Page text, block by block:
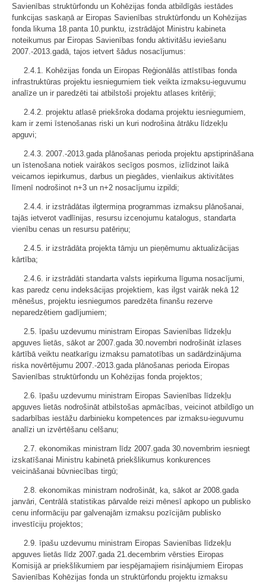
Savienības struktūrfondu un Kohēzijas fonda atbildīgās iestādes
funkcijas saskaņā ar Eiropas Savienības struktūrfondu un Kohēzijas
fonda likuma 18.panta 10.punktu, izstrādājot Ministru kabineta
noteikumus par Eiropas Savienības fondu aktivitāšu ieviešanu
2007.-2013.gadā, tajos ietvert šādus nosacījumus:
2.4.1. Kohēzijas fonda un Eiropas Reģionālās attīstības fonda
infrastruktūras projektu iesniegumiem tiek veikta izmaksu-ieguvumu
analīze un ir paredzēti tai atbilstoši projektu atlases kritēriji;
2.4.2. projektu atlasē priekšroka dodama projektu iesniegumiem,
kam ir zemi īstenošanas riski un kuri nodrošina ātrāku līdzekļu
apguvi;
2.4.3. 2007.-2013.gada plānošanas perioda projektu apstiprināšana
un īstenošana notiek vairākos secīgos posmos, izlīdzinot laikā
veicamos iepirkumus, darbus un piegādes, vienlaikus aktivitātes
līmenī nodrošinot n+3 un n+2 nosacījumu izpildi;
2.4.4. ir izstrādātas ilgtermiņa programmas izmaksu plānošanai,
tajās ietverot vadlīnijas, resursu izcenojumu katalogus, standarta
vienību cenas un resursu patēriņu;
2.4.5. ir izstrādāta projekta tāmju un pieņēmumu aktualizācijas
kārtība;
2.4.6. ir izstrādāti standarta valsts iepirkuma līguma nosacījumi,
kas paredz cenu indeksācijas projektiem, kas ilgst vairāk nekā 12
mēnešus, projektu iesniegumos paredzēta finanšu rezerve
neparedzētiem gadījumiem;
2.5. īpašu uzdevumu ministram Eiropas Savienības līdzekļu
apguves lietās, sākot ar 2007.gada 30.novembri nodrošināt izlases
kārtībā veiktu neatkarīgu izmaksu pamatotības un sadārdzinājuma
riska novērtējumu 2007.-2013.gada plānošanas perioda Eiropas
Savienības struktūrfondu un Kohēzijas fonda projektos;
2.6. īpašu uzdevumu ministram Eiropas Savienības līdzekļu
apguves lietās nodrošināt atbilstošas apmācības, veicinot atbildīgo un
sadarbības iestāžu darbinieku kompetences par izmaksu-ieguvumu
analīzi un izvērtēšanu celšanu;
2.7. ekonomikas ministram līdz 2007.gada 30.novembrim iesniegt
izskatīšanai Ministru kabinetā priekšlikumus konkurences
veicināšanai būvniecības tirgū;
2.8. ekonomikas ministram nodrošināt, ka, sākot ar 2008.gada
janvāri, Centrālā statistikas pārvalde reizi mēnesī apkopo un publisko
cenu informāciju par galvenajām izmaksu pozīcijām publisko
investīciju projektos;
2.9. īpašu uzdevumu ministram Eiropas Savienības līdzekļu
apguves lietās līdz 2007.gada 21.decembrim vērsties Eiropas
Komisijā ar priekšlikumiem par iespējamajiem risinājumiem Eiropas
Savienības Kohēzijas fonda un struktūrfondu projektu izmaksu